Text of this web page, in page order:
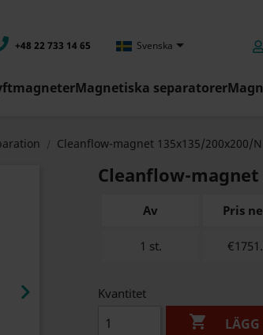
+48 22 733 14 65 Svenska
Magnetiska separatorer
Cleanflow-magnet 135x135/200x200/N

Cleanflow-magnet
Av Pris
1 st.
Kvantitet
